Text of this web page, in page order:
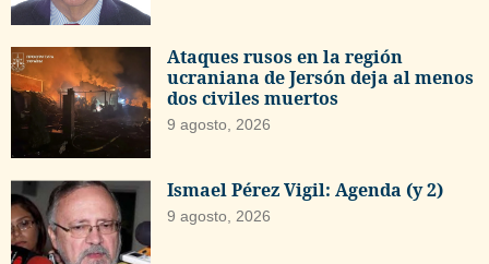
Ataques rusos en la región
ucraniana de Jersón deja al menos
dos civiles muertos
9 agosto, 2026
Ismael Pérez Vigil: Agenda (y 2)
9 agosto, 2026